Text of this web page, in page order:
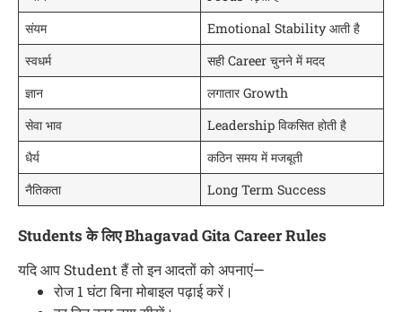
संयम
Emotional Stability आती है
स्वधर्म
सही Career चुनने में मदद
ज्ञान
लगातार Growth
सेवा भाव
Leadership विकसित होती है
धैर्य
कठिन समय में मजबूती
नैतिकता
Long Term Success
Students के लिए Bhagavad Gita Career Rules
यदि आप Student हैं तो इन आदतों को अपनाएं—
रोज 1 घंटा बिना मोबाइल पढ़ाई करें।